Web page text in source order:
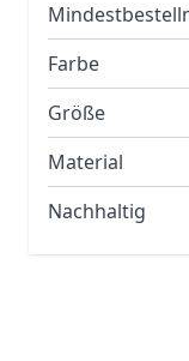
Farbe
Größe
Material
Nachhaltig